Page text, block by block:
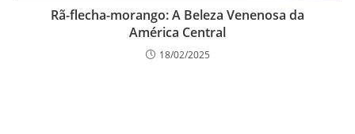
Rã-flecha-morango: A Beleza Venenosa da
América Central
18/02/2025